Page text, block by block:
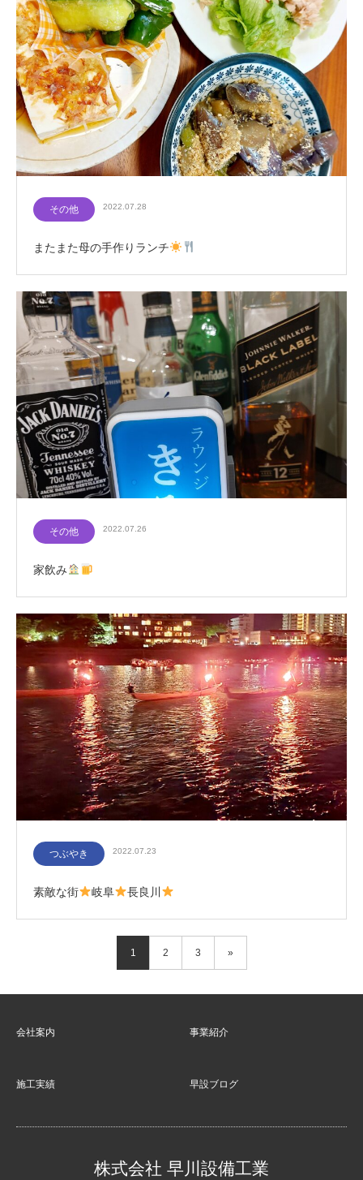
その他 2022.07.28
またまた母の手作りランチ
その他 2022.07.26
家飲み
つぶやき 2022.07.23
素敵な街 岐阜 長良川
1 2 3 »
会社案内 事業紹介
施工実績 早設ブログ
株式会社 早川設備工業